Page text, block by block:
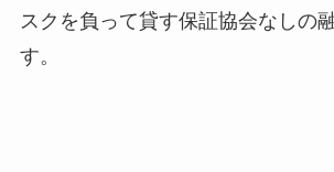
スクを負って貸す保証協会なしの
す。